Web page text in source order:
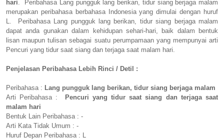
hari. Peribahasa Lang pungguk lang berikan, tidur siang berjaga malam
merupakan peribahasa berbahasa Indonesia yang dimulai dengan huruf
L. Peribahasa Lang pungguk lang berikan, tidur siang berjaga malam
dapat anda gunakan dalam kehidupan sehari-hari, baik dalam bentuk
lisan maupun tulisan sebagai suatu perumpamaan yang mempunyai arti
Pencuri yang tidur saat siang dan terjaga saat malam hari.
Penjelasan Peribahasa Lebih Rinci / Detil :
Peribahasa : Lang pungguk lang berikan, tidur siang berjaga malam
Arti Peribahasa :
Pencuri yang tidur saat siang dan terjaga saat
malam hari
Bentuk Lain Peribahasa : -
Arti Kata Tidak Umum : -
Huruf Depan Peribahasa : L